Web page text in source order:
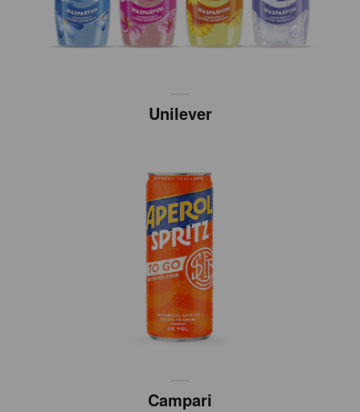
Unilever
Campari